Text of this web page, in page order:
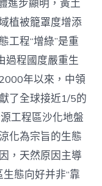
謀
選
擇
與
將
來
愿
景
_
中
國
網〉
中
進步顯明，黃土
植被籠罩度增添
工程“增綠”是重
程國度嚴重生
年以來，中領
了全球接近1/5的
工程區沙化地盤
化為宗旨的生態
，天然原因主導
態向好并非“靠